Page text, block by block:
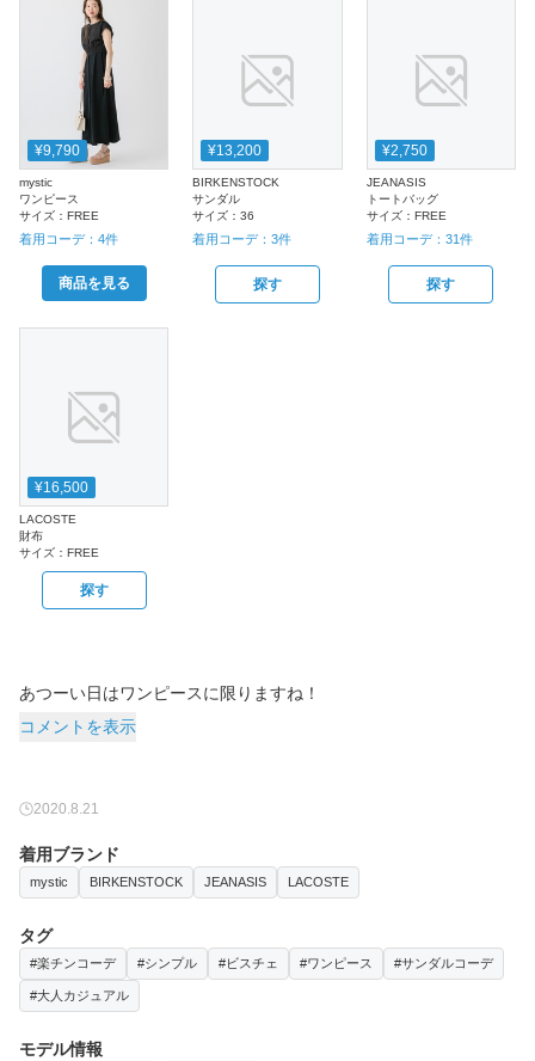
¥9,790
mystic
ワンピース
サイズ： FREE
着用コーデ： 4件
商品を見る
¥13,200
BIRKENSTOCK
サンダル
サイズ：36
着用コーデ：3件
探す
¥2,750
JEANASIS
トートバッグ
サイズ： FREE
着用コーデ： 31件
探す
¥16,500
LACOSTE
財布
サイズ： FREE
探す
あつーい日はワンピースに限りますね！
コメントを表示
2020.8.21
着用ブランド
mystic BIRKENSTOCK JEANASIS LACOSTE
タグ
#楽チンコーデ #シンプル #ビスチェ #ワンピース #サンダルコーデ
#大人カジュアル
モデル情報